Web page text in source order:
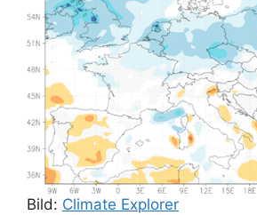
Bild: Climate Explorer